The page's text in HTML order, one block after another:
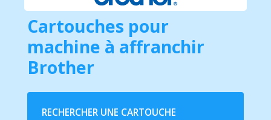
Cartouches pour
machine à affranchir
Brother
RECHERCHER UNE CARTOUCHE